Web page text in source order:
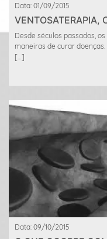
Data: 01/09/2015
VENTOSATERAPIA,
Desde séculos passados,
maneiras de curar
[…]
Data: 09/10/2015